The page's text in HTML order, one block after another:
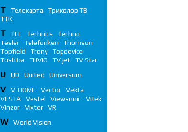
Т Телекарта
Триколор ТВ
ТТК
T TCL Technics
Techno
Tesler
Telefunken
Thomson
Topfield
Trony
Topdevice
Toshiba
TUVIO TV jet TV Star
U UD United Universum
V V-HOME Vector
Vekta
VESTA
Vestel Viewsonic
Vitek
Vinzor
Vixter VR
W World Vision